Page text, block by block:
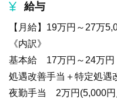
給与
【月給】19万円～27万
《内訳》
基本給 17万円～24万円
処遇改善手当＋特定処
夜勤手当 2万円(5,000円